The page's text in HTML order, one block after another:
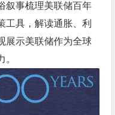
叙事梳理美联储百年
工具，解读通胀、利
展示美联储作为全球